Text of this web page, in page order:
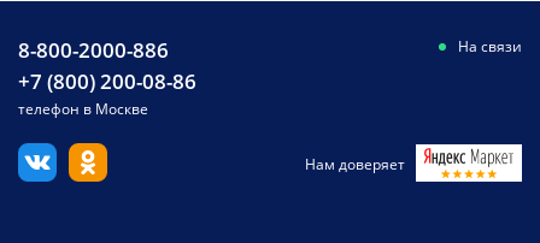
8-800-2000-886
+7 (800) 200-08-86
телефон в Москве
На связи
Нам доверяет